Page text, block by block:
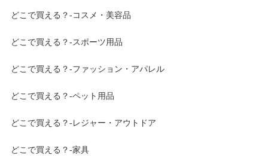
どこで買える？-コスメ・美容品
どこで買える？-スポーツ用品
どこで買える？-ファッション・アパレル
どこで買える？-ペット用品
どこで買える？-レジャー・アウトドア
どこで買える？-家具